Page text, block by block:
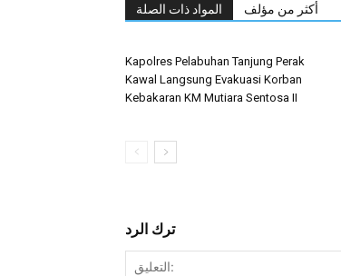
المواد ذات الصلة أكثر من مؤلف
Kapolres Pelabuhan Tanjung Perak
Kawal Langsung Evakuasi Korban
Kebakaran KM Mutiara Sentosa II
ترك الرد